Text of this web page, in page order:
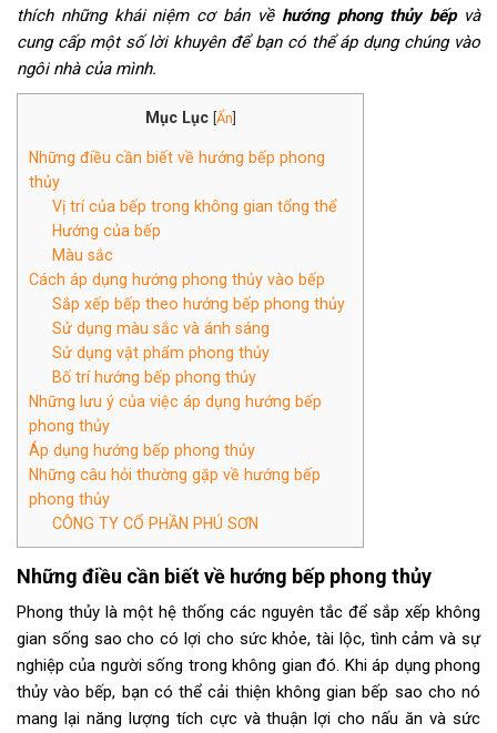
thích những khái niệm cơ bản về hướng phong thủy bếp và
cung cấp một số lời khuyên để bạn có thể áp dụng chúng vào
ngôi nhà của mình.
Mục Lục [Ẩn]
Những điều cần biết về hướng bếp phong
thủy
Vị trí của bếp trong không gian tổng thể
Hướng của bếp
Màu sắc
Cách áp dụng hướng phong thủy vào bếp
Sắp xếp bếp theo hướng bếp phong thủy
Sử dụng màu sắc và ánh sáng
Sử dụng vật phẩm phong thủy
Bố trí hướng bếp phong thủy
Những lưu ý của việc áp dụng hướng bếp
phong thủy
Áp dụng hướng bếp phong thủy
Những câu hỏi thường gặp về hướng bếp
phong thủy
CÔNG TY CỔ PHẦN PHÚ SƠN
Những điều cần biết về hướng bếp phong thủy
Phong thủy là một hệ thống các nguyên tắc để sắp xếp không
gian sống sao cho có lợi cho sức khỏe, tài lộc, tình cảm và sự
nghiệp của người sống trong không gian đó. Khi áp dụng phong
thủy vào bếp, bạn có thể cải thiện không gian bếp sao cho nó
mang lại năng lượng tích cực và thuận lợi cho nấu ăn và sức